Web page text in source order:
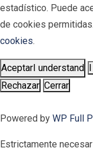
estadístico. Puede
de cookies
cookies.
AceptarI understand
Rechazar Cerrar
Powered by WP Full
Estrictamente